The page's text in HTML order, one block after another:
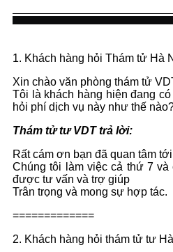
1. Khách hàng hỏi Thám tử Hà
Xin chào văn phòng thám tử
Tôi là khách hàng hiện đang
hỏi phí dịch vụ này như thế
Thám tử tư VDT trả lời:
Rất cám ơn bạn đã quan tâm
Chúng tôi làm việc cả thứ 7
được tư vấn và trợ giúp
Trân trọng và mong sự hợp tác.
=============
2. Khách hàng hỏi thám tử tư